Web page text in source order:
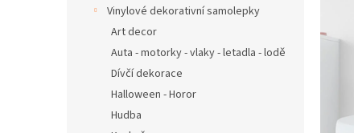
Vinylové dekorativní samolepky
Art decor
Auta - motorky - vlaky - letadla - lodě
Dívčí dekorace
Halloween - Horor
Hudba